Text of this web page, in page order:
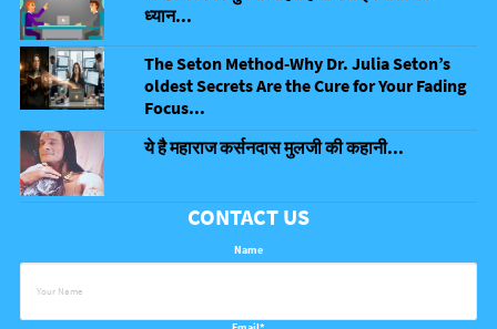
ध्यान...
The Seton Method-Why Dr. Julia Seton’s
oldest Secrets Are the Cure for Your Fading
Focus...
ये है महाराज कर्सनदास मुलजी की कहानी...
CONTACT US
Name